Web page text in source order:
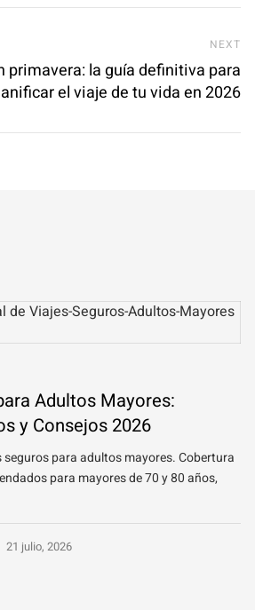
NEXT
primavera: la guía definitiva para
el viaje de tu vida en 2026
Adultos Mayores:
y Consejos 2026
para adultos mayores. Cobertura
para mayores de 70 y 80 años,
21 julio, 2026